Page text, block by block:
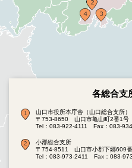
各総合支
山口市役所本庁舎（山口総合支所）
〒753-8650 山口市亀山町2番1号
Tel：083-922-4111
Fax：083-
小郡総合支所
〒754-8511 山口市小郡下郷609
Tel：083-973-2411
Fax：083-